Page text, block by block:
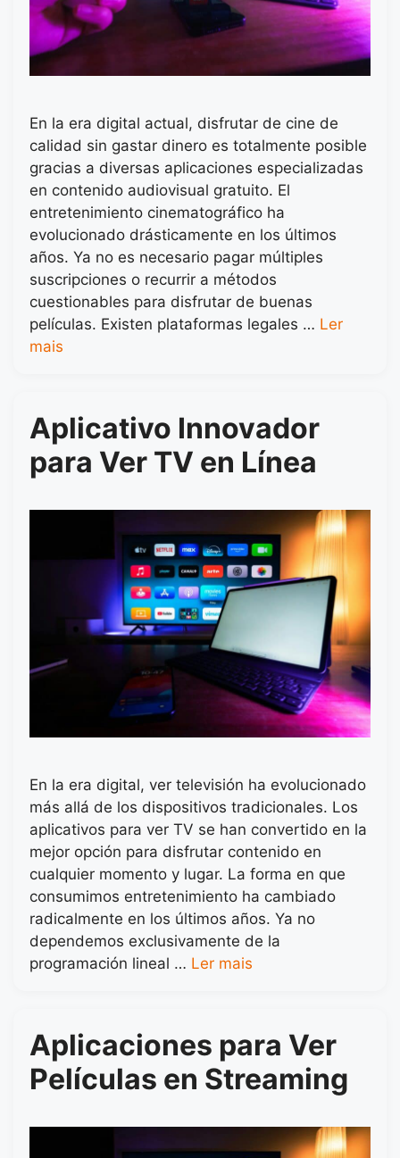
En la era digital actual, disfrutar de cine de
calidad sin gastar dinero es totalmente posible
gracias a diversas aplicaciones especializadas
en contenido audiovisual gratuito. El
entretenimiento cinematográfico ha
evolucionado drásticamente en los últimos
años. Ya no es necesario pagar múltiples
suscripciones o recurrir a métodos
cuestionables para disfrutar de buenas
películas. Existen plataformas legales … Ler
mais
Aplicativo Innovador
para Ver TV en Línea
En la era digital, ver televisión ha evolucionado
más allá de los dispositivos tradicionales. Los
aplicativos para ver TV se han convertido en la
mejor opción para disfrutar contenido en
cualquier momento y lugar. La forma en que
consumimos entretenimiento ha cambiado
radicalmente en los últimos años. Ya no
dependemos exclusivamente de la
programación lineal … Ler mais
Aplicaciones para Ver
Películas en Streaming